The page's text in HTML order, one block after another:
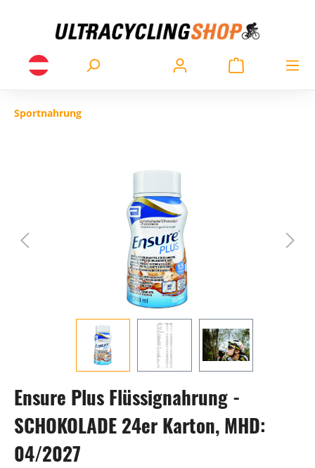
Sportnahrung
Ensure Plus Flüssignahrung -
SCHOKOLADE 24er Karton, MHD:
04/2027